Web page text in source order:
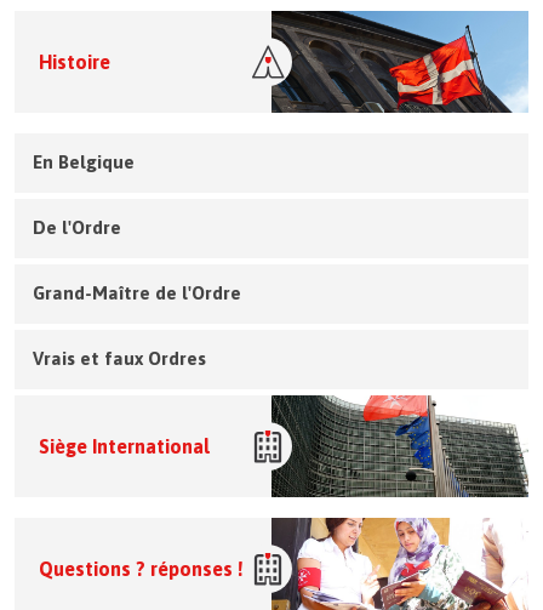
Histoire
En Belgique
De l'Ordre
Grand-Maître de l'Ordre
Vrais et faux Ordres
Siège International
Questions ? réponses !